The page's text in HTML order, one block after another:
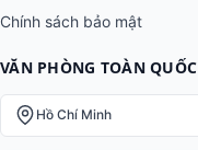
Chính sách bảo mật
VĂN PHÒNG TOÀN QUỐC
Hồ Chí Minh